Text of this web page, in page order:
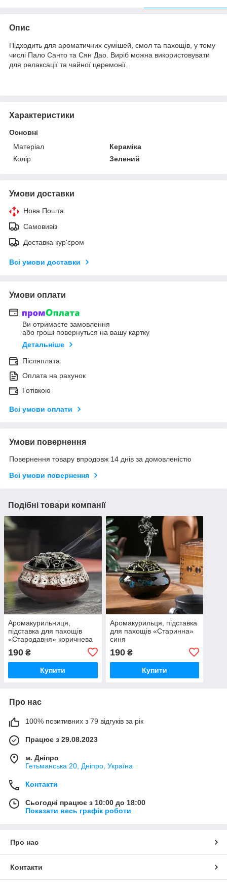
Опис
Підходить для ароматичних сумішей, смол та пахощів, у тому
числі Пало Санто та Сян Дао. Виріб можна використовувати
для релаксації та чайної церемонії.
Характеристики
Основні
Матеріал
Кераміка
Колір
Зелений
Умови доставки
Нова Пошта
Самовивіз
Доставка кур'єром
Всі умови доставки
Умови оплати
Ви отримаєте замовлення
або гроші повернуться на вашу картку
Детальніше
Післяплата
Оплата на рахунок
Готівкою
Всі умови оплати
Умови повернення
Повернення товару впродовж 14 днів за домовленістю
Всі умови повернення
Подібні товари компанії
Аромакурильниця,
підставка для пахощів
«Стародавня» коричнева
190 ₴
Купити
Аромакурильця, підставка
для пахощів «Старинна»
синя
190₴
Купити
Про нас
100% позитивних з 79 відгуків за рік
Працює з 29.08.2023
м. Дніпро
Гетьманська 20, Дніпро, Україна
Контакти
Сьогодні працює з 10:00 до 18:00
Показати весь графік роботи
Про нас
Контакти